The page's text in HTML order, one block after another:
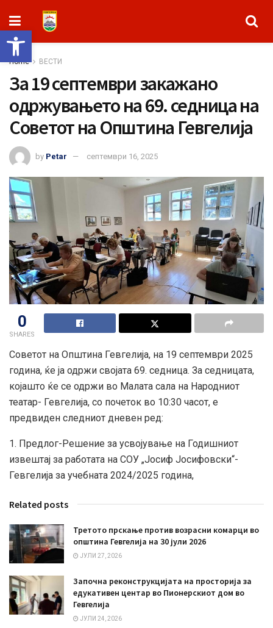
Open toolbar
Home ВЕСТИ
За 19 септември закажaно
одржувањето на 69. седница на
Советот на Општина Гевгелија
by Petar септември 16, 2025
0
SHARES
Советот на Општина Гевгелија, на 19 септември 2025
година, ќе ја одржи својата 69. седница. За седницата,
којашто ќе се одржи во Малата сала на Народниот
театар- Гевгелија, со почеток во 10:30 часот, е
предвиден следниот дневен ред:
1. Предлог-Решение за усвојување на Годишниот
извештај за работата на СОУ „Јосиф Јосифовски“-
Гевгелија за учебната 2024/2025 година,
Related posts
Третото прскање против возрасни комарци во
општина Гевгелија на 30 јули 2026
ЈУЛИ 27, 2026
Започна реконструкцијата на просторија за
едукативен центар во Пионерскиот дом во
Гевгелија
ЈУЛИ 24, 2026